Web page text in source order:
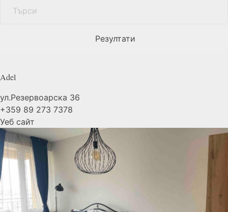
Резултати
Adel
ул.Резервоарска 36
+359 89 273 7378
Уеб сайт